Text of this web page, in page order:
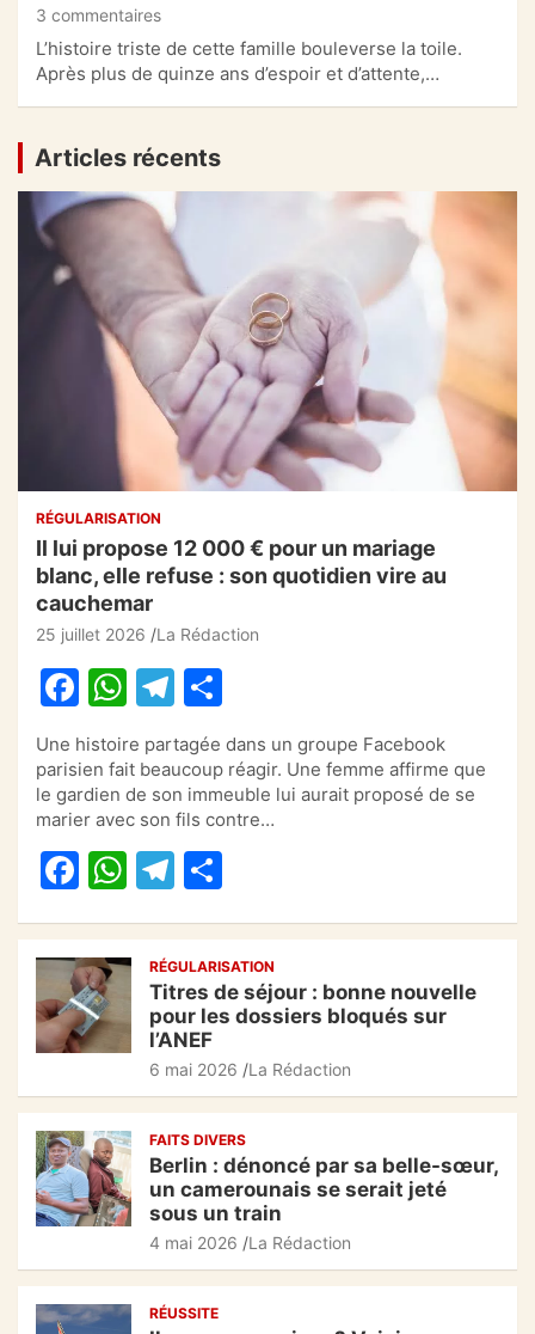
3 commentaires
L’histoire triste de cette famille bouleverse la toile.
Après plus de quinze ans d’espoir et d’attente,…
Articles récents
RÉGULARISATION
Il lui propose 12 000 € pour un mariage
blanc, elle refuse : son quotidien vire au
cauchemar
25 juillet 2026 La Rédaction
F
a
c
e
b
o
o
k
W
at
s
A
p
p
T
el
e
gr
a
m
ar
ta
g
er
Une histoire partagée dans un groupe Facebook
parisien fait beaucoup réagir. Une femme affirme que
le gardien de son immeuble lui aurait proposé de se
marier avec son fils contre…
F
c
e
b
o
o
k
W
at
s
A
p
p
T
gr
a
m
g
er
RÉGULARISATION
Titres de séjour : bonne nouvelle
pour les dossiers bloqués sur
l’ANEF
6 mai 2026 La Rédaction
FAITS DIVERS
Berlin : dénoncé par sa belle-sœur,
un camerounais se serait jeté
sous un train
4 mai 2026 La Rédaction
RÉUSSITE